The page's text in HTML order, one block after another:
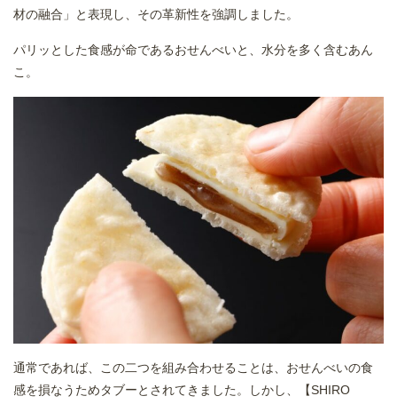
材の融合」と表現し、その革新性を強調しました。
パリッとした食感が命であるおせんべいと、水分を多く含むあん
こ。
通常であれば、この二つを組み合わせることは、おせんべいの食
感を損なうためタブーとされてきました。しかし、【SHIRO